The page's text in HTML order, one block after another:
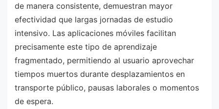
de manera consistente, demuestran mayor
efectividad que largas jornadas de estudio
intensivo. Las aplicaciones móviles facilitan
precisamente este tipo de aprendizaje
fragmentado, permitiendo al usuario aprovechar
tiempos muertos durante desplazamientos en
transporte público, pausas laborales o momentos
de espera.